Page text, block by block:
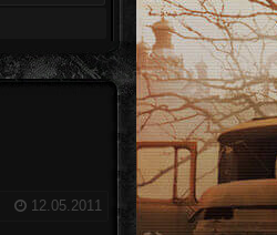
12.05.2011